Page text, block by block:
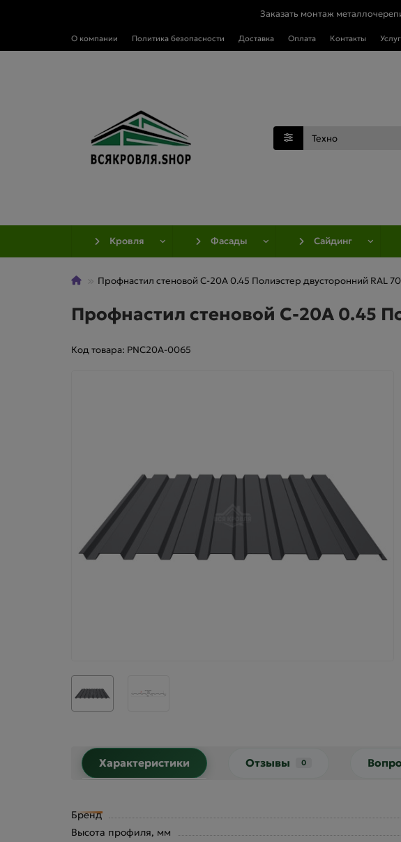
Заказать монтаж
О компании Политика безопасности Доставка Оплата Контакты
Кровля Фасады Сайдинг
Профнастил стеновой С-20А 0.45 Полиэстер двусторонний RAL
Профнастил стеновой С-20А 0.45
Код товара: PNC20A-0065
Характеристики Отзывы 0
Бренд
Высота профиля, мм